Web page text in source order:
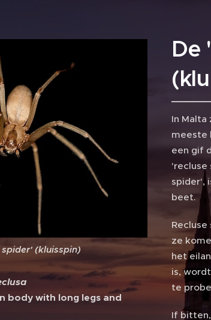
spider' (kluisspin)
body with long legs and
De
In Malta
meeste
een gif
'recluse
spider',
beet.
ze
het
is,
te
If